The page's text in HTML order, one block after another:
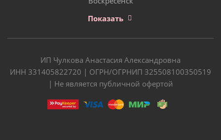
Показать
ИП Чулкова Анастасия Александровна
ИНН 331405822720 | ОГРН/ОГРНИП 325508100350519
| Не является публичной офертой